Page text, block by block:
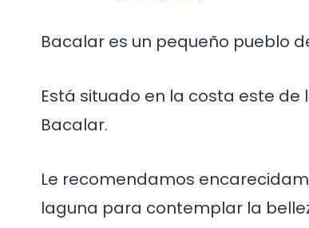
Bacalar es un pequeño pueblo
Está situado en la costa este de
Bacalar.
Le recomendamos
laguna para contemplar la